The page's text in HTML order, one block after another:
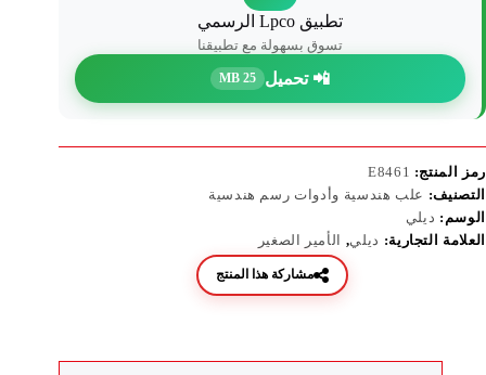
تطبيق Lpco الرسمي
تسوق بسهولة مع تطبيقنا
📲 تحميل 25 MB
رمز المنتج: E8461
التصنيف: علب هندسية وأدوات رسم هندسية
الوسم: ديلي
العلامة التجارية: ديلي, الأمير الصغير
مشاركة هذا المنتج